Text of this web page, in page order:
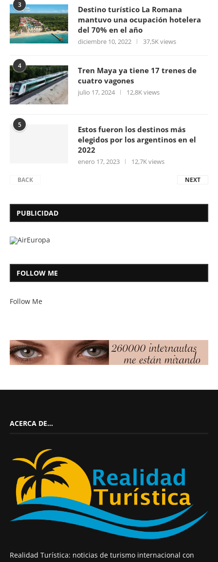
3
Destino turístico La Romana
mantuvo una ocupación hotelera
del 70% en el año
diciembre 10, 2022 37,5K views
4
Tren Maya ya tiene 17 trenes de
cuatro vagones
julio 17, 2024 12,8K views
5
Estos fueron los destinos más
elegidos por los argentinos en el
2022
enero 17, 2023 12,7K views
BACK NEXT
PUBLICIDAD
FOLLOW ME
Follow Me
ACERCA DE…
Realidad Turística: noticias de turismo internacional con